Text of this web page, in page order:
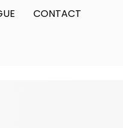
CONTACT